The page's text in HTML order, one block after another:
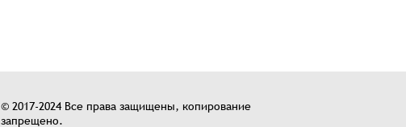
© 2017-2024 Все права защищены, копирование
запрещено.